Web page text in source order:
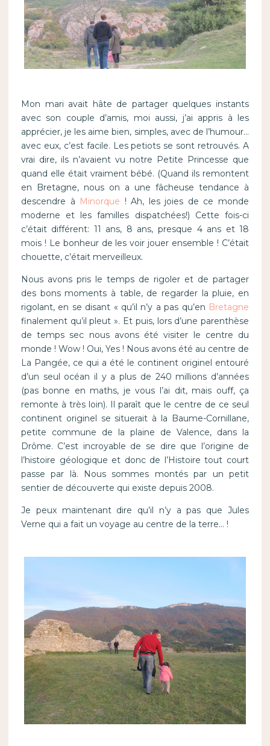
Mon mari avait hâte de partager quelques instants
avec son couple d’amis, moi aussi, j’ai appris à les
apprécier, je les aime bien, simples, avec de l’humour…
avec eux, c’est facile. Les petiots se sont retrouvés. A
vrai dire, ils n’avaient vu notre Petite Princesse que
quand elle était vraiment bébé. (Quand ils remontent
en Bretagne, nous on a une fâcheuse tendance à
descendre à
Minorque ! Ah, les joies de ce monde
moderne et les familles dispatchées!) Cette fois-ci
c’était différent: 11 ans, 8 ans, presque 4 ans et 18
mois ! Le bonheur de les voir jouer ensemble ! C’était
chouette, c’était merveilleux.
Nous avons pris le temps de rigoler et de partager
des bons moments à table, de regarder la pluie, en
rigolant, en se disant « qu’il n’y a pas qu’en Bretagne
finalement qu’il pleut ». Et puis, lors d’une parenthèse
de temps sec nous avons été visiter le centre du
monde ! Wow ! Oui, Yes ! Nous avons été au centre de
La Pangée, ce qui a été le continent originel entouré
d’un seul océan il y a plus de 240 millions d’années
(pas bonne en maths, je vous l’ai dit, mais ouff, ça
remonte à très loin). Il paraît que le centre de ce seul
continent originel se situerait à la Baume-Cornillane,
petite commune de la plaine de Valence, dans la
Drôme. C’est incroyable de se dire que l’origine de
l’histoire géologique et donc de l’Histoire tout court
passe par là. Nous sommes montés par un petit
sentier de découverte qui existe depuis 2008.
Je peux maintenant dire qu’il n’y a pas que Jules
Verne qui a fait un voyage au centre de la terre… !